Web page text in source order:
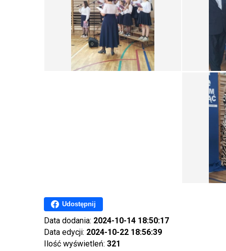
Udostępnij
Data dodania: 2024-10-14 18:50:17
Data edycji: 2024-10-22 18:56:39
Ilość wyświetleń: 321